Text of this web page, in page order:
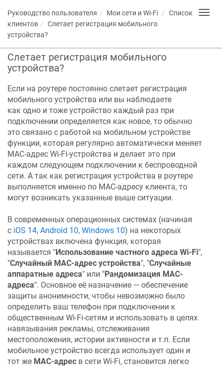
Руководство пользователя Мои сети и Wi-Fi
Список
клиентов
Слетает регистрация мобильного
устройства?
Слетает регистрация мобильного
устройства?
Если на роутере постоянно слетает регистрация
мобильного устройства или вы наблюдаете
как одно и тоже устройство каждый раз при
подключении определяется как новое, то обычно
это связано с работой на мобильном устройстве
функции, которая регулярно автоматически меняет
МАС-адрес Wi-Fi-устройства и делает это при
каждом следующем подключении к беспроводной
сети. А так как регистрация устройства в роутере
выполняется именно по МАС-адресу клиента, то
могут возникать указанные выше ситуации.
В современных операционных системах (начиная
с iOS 14, Android 10, Windows 10) на некоторых
устройствах включена функция, которая
называется "Использование частного адреса Wi-Fi",
"Случайный MAC-адрес устройства", "Случайные
аппаратные адреса" или "Рандомизация MAC-
адреса". Основное её назначение — обеспечение
защиты анонимности, чтобы невозможно было
определить ваш телефон при подключении к
общественным Wi-Fi-сетям и использовать в целях
навязывания рекламы, отслеживания
местоположения, истории активности и т.п. Если
мобильное устройство всегда использует один и
тот же MAC-адрес в сети Wi-Fi, становится легко